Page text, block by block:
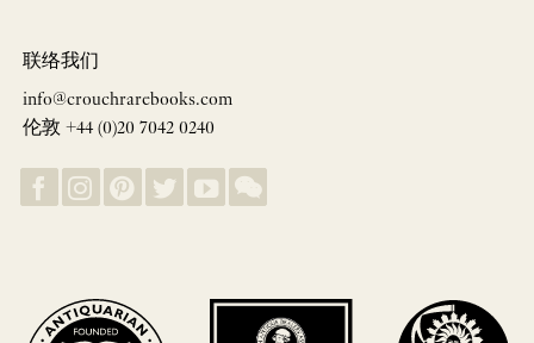
联络我们
info@crouchrarebooks.com
伦敦 +44 (0)20 7042 0240